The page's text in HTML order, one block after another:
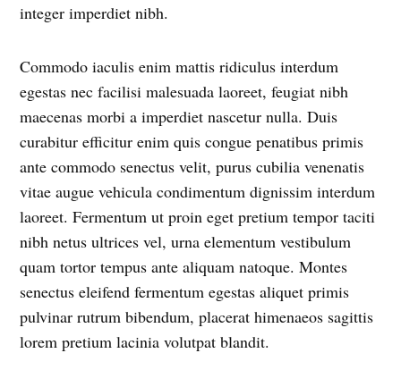
integer imperdiet nibh.
Commodo iaculis enim mattis ridiculus interdum
egestas nec facilisi malesuada laoreet, feugiat nibh
maecenas morbi a imperdiet nascetur nulla. Duis
curabitur efficitur enim quis congue penatibus primis
ante commodo senectus velit, purus cubilia venenatis
vitae augue vehicula condimentum dignissim interdum
laoreet. Fermentum ut proin eget pretium tempor taciti
nibh netus ultrices vel, urna elementum vestibulum
quam tortor tempus ante aliquam natoque. Montes
senectus eleifend fermentum egestas aliquet primis
pulvinar rutrum bibendum, placerat himenaeos sagittis
lorem pretium lacinia volutpat blandit.